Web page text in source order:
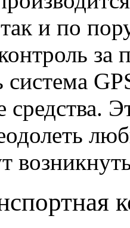
и по
за
система
средства.